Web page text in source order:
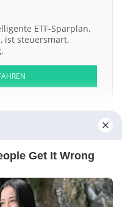
ETF-Sparplan.
ist steuersmart,
AB
XRF Analytical AB -B-
Resurs CNC AB
Get It Wrong